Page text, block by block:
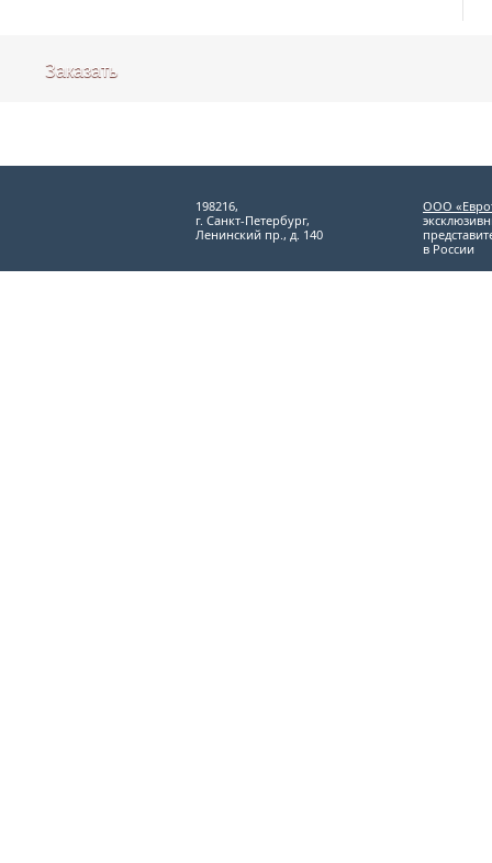
Заказать
198216,
г. Санкт-Петербург,
Ленинский пр., д. 140
ООО
в России